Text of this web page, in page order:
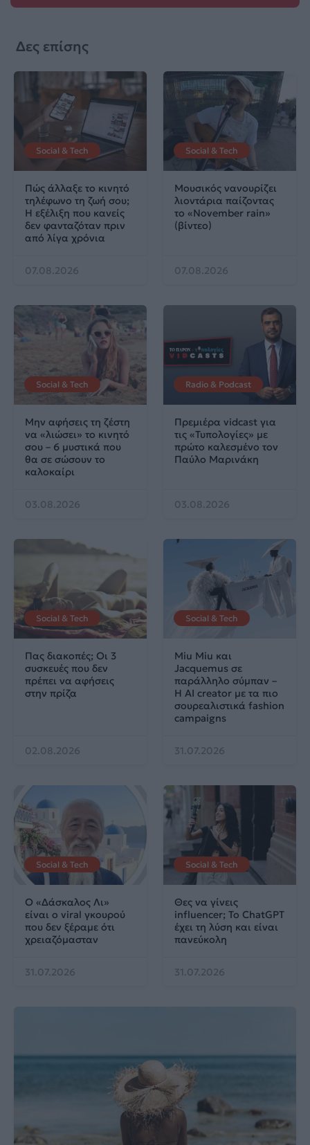
Δες επίσης
Social & Tech
Πώς άλλαξε το κινητό
τηλέφωνο τη ζωή σου;
Η εξέλιξη που κανείς
δεν φανταζόταν πριν
από λίγα χρόνια
07.08.2026
Social & Tech
Μουσικός νανουρίζει
λιοντάρια παίζοντας
το «November rain»
(βίντεο)
07.08.2026
Social & Tech
Μην αφήσεις τη ζέστη
να «λιώσει» το κινητό
σου – 6 μυστικά που
θα σε σώσουν το
καλοκαίρι
03.08.2026
Radio & Podcast
Πρεμιέρα vidcast για
τις «Τυπολογίες» με
πρώτο καλεσμένο τον
Παύλο Μαρινάκη
03.08.2026
Social & Tech
Πας διακοπές; Οι 3
συσκευές που δεν
πρέπει να αφήσεις
στην πρίζα
02.08.2026
Social & Tech
Miu Miu και
Jacquemus σε
παράλληλο σύμπαν –
Η AI creator με τα πιο
σουρεαλιστικά fashion
campaigns
31.07.2026
Social & Tech
Ο «Δάσκαλος Λι»
είναι ο viral γκουρού
που δεν ξέραμε ότι
χρειαζόμασταν
31.07.2026
Social & Tech
Θες να γίνεις
influencer; Το ChatGPT
έχει τη λύση και είναι
πανεύκολη
31.07.2026